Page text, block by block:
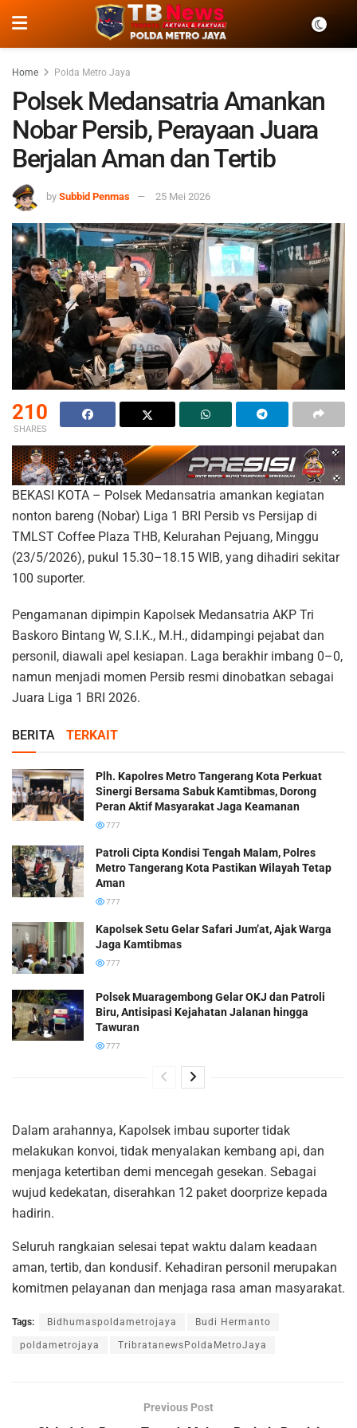
Home Polda Metro Jaya
Polsek Medansatria Amankan
Nobar Persib, Perayaan Juara
Berjalan Aman dan Tertib
by Subbid Penmas 25 Mei 2026
210
SHARES
BEKASI KOTA – Polsek Medansatria amankan kegiatan
nonton bareng (Nobar) Liga 1 BRI Persib vs Persijap di
TMLST Coffee Plaza THB, Kelurahan Pejuang, Minggu
(23/5/2026), pukul 15.30–18.15 WIB, yang dihadiri sekitar
100 suporter.
Pengamanan dipimpin Kapolsek Medansatria AKP Tri
Baskoro Bintang W, S.I.K., M.H., didampingi pejabat dan
personil, diawali apel kesiapan. Laga berakhir imbang 0–0,
namun menjadi momen Persib resmi dinobatkan sebagai
Juara Liga 1 BRI 2026.
BERITA TERKAIT
Plh. Kapolres Metro Tangerang Kota Perkuat
Sinergi Bersama Sabuk Kamtibmas, Dorong
Peran Aktif Masyarakat Jaga Keamanan
777
Patroli Cipta Kondisi Tengah Malam, Polres
Metro Tangerang Kota Pastikan Wilayah Tetap
Aman
777
Kapolsek Setu Gelar Safari Jum’at, Ajak Warga
Jaga Kamtibmas
777
Polsek Muaragembong Gelar OKJ dan Patroli
Biru, Antisipasi Kejahatan Jalanan hingga
Tawuran
777
Dalam arahannya, Kapolsek imbau suporter tidak
melakukan konvoi, tidak menyalakan kembang api, dan
menjaga ketertiban demi mencegah gesekan. Sebagai
wujud kedekatan, diserahkan 12 paket doorprize kepada
hadirin.
Seluruh rangkaian selesai tepat waktu dalam keadaan
aman, tertib, dan kondusif. Kehadiran personil merupakan
komitmen pelayanan dan menjaga rasa aman masyarakat.
Tags: Bidhumaspoldametrojaya Budi Hermanto
poldametrojaya TribratanewsPoldaMetroJaya
Previous Post